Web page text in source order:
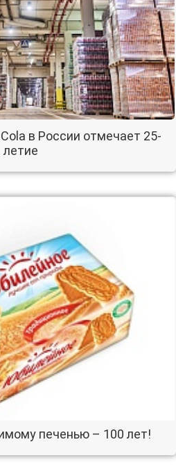
в России отмечает 25-
летие
печенью – 100 лет!